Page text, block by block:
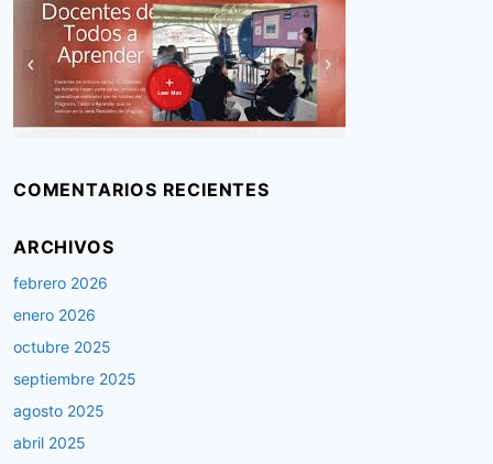
COMENTARIOS RECIENTES
ARCHIVOS
febrero 2026
enero 2026
octubre 2025
septiembre 2025
agosto 2025
abril 2025